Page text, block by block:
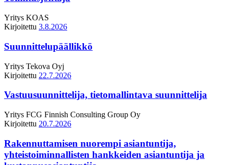
Yritys KOAS
Kirjoitettu 3.8.2026
Suunnittelupäällikkö
Yritys Tekova Oyj
Kirjoitettu 22.7.2026
Vastuusuunnittelija, tietomallintava suunnittelija
Yritys FCG Finnish Consulting Group Oy
Kirjoitettu 20.7.2026
Rakennuttamisen nuorempi asiantuntija,
yhteistoiminnallisten hankkeiden asiantuntija ja